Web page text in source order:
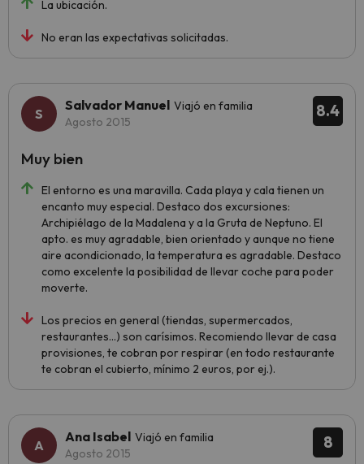
La ubicación.
No eran las expectativas solicitadas.
8.4
Salvador Manuel Viajó en familia
Agosto 2015
El entorno es una maravilla. Cada playa y cala tienen un
encanto muy especial. Destaco dos excursiones:
Archipiélago de la Madalena y a la Gruta de Neptuno. El
apto. es muy agradable, bien orientado y aunque no tiene
aire acondicionado, la temperatura es agradable. Destaco
como excelente la posibilidad de llevar coche para poder
moverte.
Los precios en general (tiendas, supermercados,
restaurantes...) son carísimos. Recomiendo llevar de casa
provisiones, te cobran por respirar (en todo restaurante
te cobran el cubierto, mínimo 2 euros, por ej.).
Muy bien
8
Ana Isabel Viajó en familia
Agosto 2015